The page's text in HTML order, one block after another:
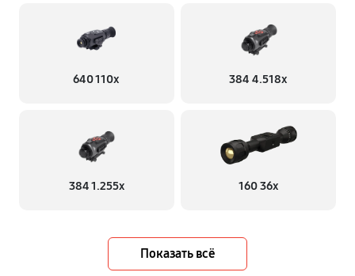
640 110x 384 4.518x
384 1.255х 160 36x
Показать всё